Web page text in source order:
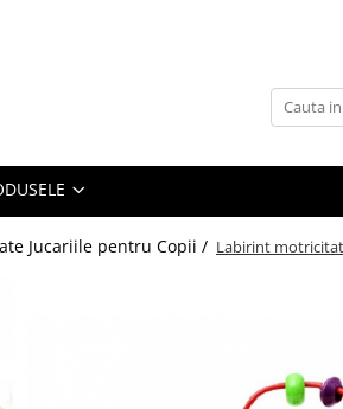
Jucariile pentru Copii / Labirint